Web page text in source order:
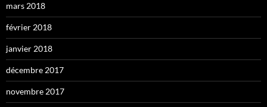
mars 2018
février 2018
janvier 2018
décembre 2017
novembre 2017